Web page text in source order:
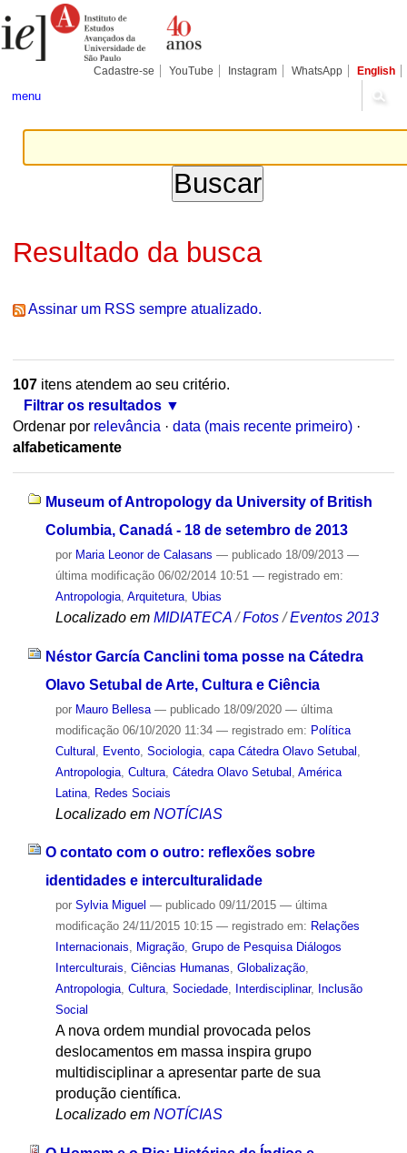
para
conteúdo.
Pessoais
Cadastre-se YouTube Instagram WhatsApp English
menu
Resultado da busca
Assinar um RSS sempre atualizado.
107itens atendem ao seu critério.
Filtrar os resultados
Ordenar por relevância · data (mais recente primeiro) ·
alfabeticamente
Museum of Antropology da University of British
Columbia, Canadá - 18 de setembro de 2013
por Maria Leonor de Calasans — publicado18/09/2013 —
última modificação06/02/2014 10:51 — registrado em:
Antropologia, Arquitetura, Ubias
Localizado em MIDIATECA /Fotos /Eventos 2013
Néstor García Canclini toma posse na Cátedra
Olavo Setubal de Arte, Cultura e Ciência
por Mauro Bellesa — publicado18/09/2020 — última
modificação06/10/2020 11:34 — registrado em: Política
Cultural
Evento, Sociologia, capa Cátedra Olavo Setubal
Antropologia, Cultura, Cátedra Olavo Setubal América
Latina, Redes Sociais
Localizado em NOTÍCIAS
O contato com o outro: reflexões sobre
identidades e interculturalidade
por Sylvia Miguel — publicado09/11/2015 — última
modificação24/11/2015 10:15 — registrado em: Relações
Internacionais, Migração, Grupo de Pesquisa Diálogos
Interculturais, Ciências Humanas, Globalização,
Antropologia, Cultura, Sociedade, Interdisciplinar, Inclusão
Social
A nova ordem mundial provocada pelos
deslocamentos em massa inspira grupo
multidisciplinar a apresentar parte de sua
produção científica.
Localizado em NOTÍCIAS